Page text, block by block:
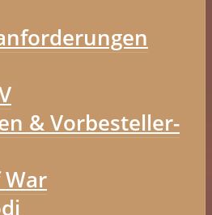
& Vorbesteller-
War